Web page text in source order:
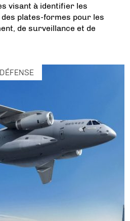
visant à identifier les
plates-formes pour les
de surveillance et de
DÉFENSE